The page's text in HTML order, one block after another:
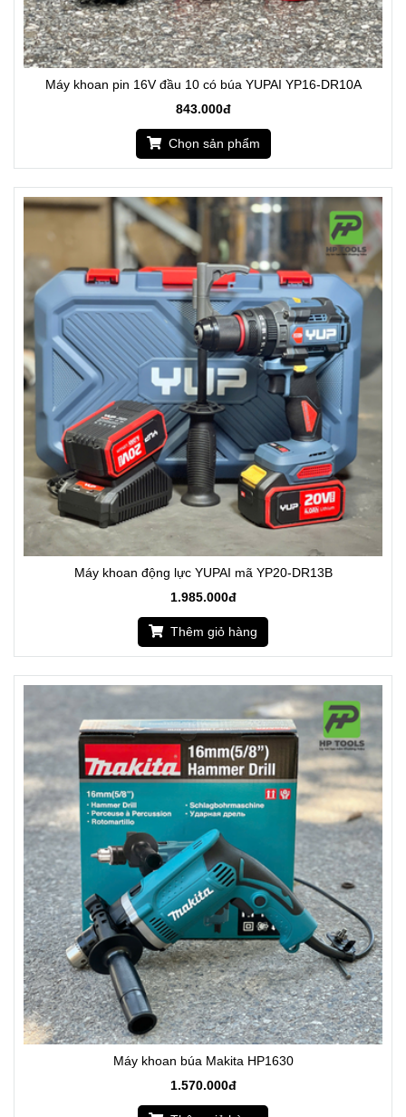
Máy khoan pin 16V đầu 10 có búa YUPAI YP16-DR10A
843.000đ
Chọn sản phẩm
Máy khoan động lực YUPAI mã YP20-DR13B
1.985.000đ
Thêm giỏ hàng
Máy khoan búa Makita HP1630
1.570.000đ